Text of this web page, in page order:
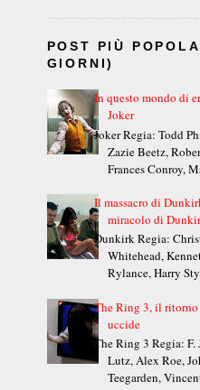
POST PIÙ
GIORNI)
In questo mondo di
Joker
Joker Regia: Todd
Zazie Beetz,
Frances Conroy,
Il massacro di
miracolo di
Dunkirk Regia:
Whitehead,
Rylance, Harry
The Ring 3, il
uccide
The Ring 3 Regia:
Lutz, Alex Roe,
Teegarden,